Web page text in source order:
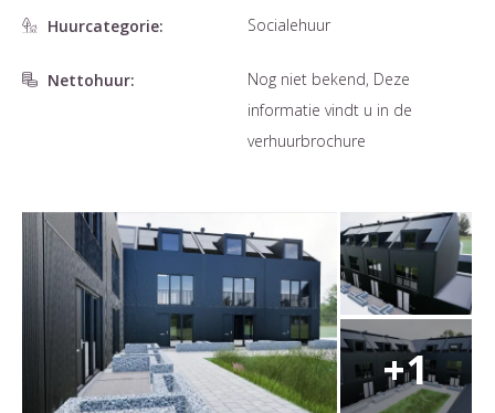
Huurcategorie: Socialehuur
Nettohuur:
Nog niet bekend, Deze
informatie vindt u in de
verhuurbrochure